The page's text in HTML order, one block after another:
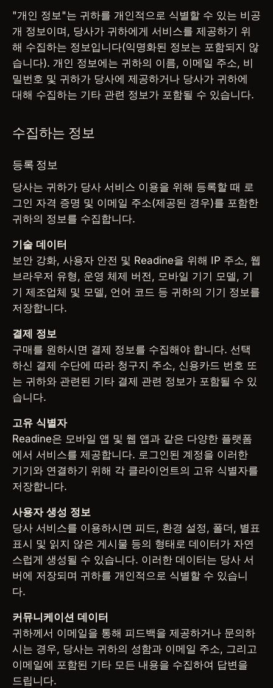
"개인 정보"는 귀하를 개인적으로 식별할 수 있는 비공
개 정보이며, 당사가 귀하에게 서비스를 제공하기 위
해 수집하는 정보입니다(익명화된 정보는 포함되지 않
습니다). 개인 정보에는 귀하의 이름, 이메일 주소, 비
밀번호 및 귀하가 당사에 제공하거나 당사가 귀하에
대해 수집하는 기타 관련 정보가 포함될 수 있습니다.
수집하는 정보
등록 정보
당사는 귀하가 당사 서비스 이용을 위해 등록할 때 로
그인 자격 증명 및 이메일 주소(제공된 경우)를 포함한
귀하의 정보를 수집합니다.
기술 데이터
보안 강화, 사용자 안전 및 Readine을 위해 IP 주소, 웹
브라우저 유형, 운영 체제 버전, 모바일 기기 모델, 기
기 제조업체 및 모델, 언어 코드 등 귀하의 기기 정보를
저장합니다.
결제 정보
구매를 원하시면 결제 정보를 수집해야 합니다. 선택
하신 결제 수단에 따라 청구지 주소, 신용카드 번호 또
는 귀하와 관련된 기타 결제 관련 정보가 포함될 수 있
습니다.
고유 식별자
Readine은 모바일 앱 및 웹 앱과 같은 다양한 플랫폼
에서 서비스를 제공합니다. 로그인된 계정을 이러한
기기와 연결하기 위해 각 클라이언트의 고유 식별자를
저장합니다.
사용자 생성 정보
당사 서비스를 이용하시면 피드, 환경 설정, 폴더, 별표
표시 및 읽지 않은 게시물 등의 형태로 데이터가 자연
스럽게 생성될 수 있습니다. 이러한 데이터는 당사 서
버에 저장되며 귀하를 개인적으로 식별할 수 있습니
다.
커뮤니케이션 데이터
귀하께서 이메일을 통해 피드백을 제공하거나 문의하
시는 경우, 당사는 귀하의 성함과 이메일 주소, 그리고
이메일에 포함된 기타 모든 내용을 수집하여 답변을
드립니다.